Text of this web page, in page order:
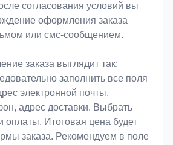
согласования условий вы
оформления заказа
или смс-сообщением.
заказа выглядит так:
заполнить все поля
электронной почты,
адрес доставки. Выбрать
оплаты. Итоговая цена будет
заказа. Рекомендуем в поле